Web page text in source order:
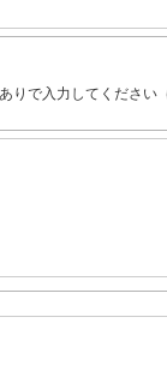
りで入力してください